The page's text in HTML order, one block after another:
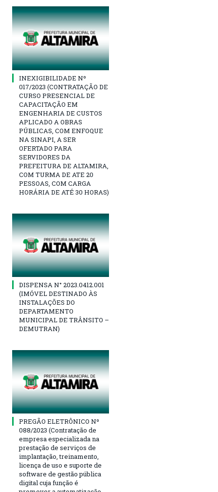
INEXIGIBILIDADE Nº
017/2023 (CONTRATAÇÃO DE
CURSO PRESENCIAL DE
CAPACITAÇÃO EM
ENGENHARIA DE CUSTOS
APLICADO A OBRAS
PÚBLICAS, COM ENFOQUE
NA SINAPI, A SER
OFERTADO PARA
SERVIDORES DA
PREFEITURA DE ALTAMIRA,
COM TURMA DE ATE 20
PESSOAS, COM CARGA
HORÁRIA DE ATÉ 30 HORAS)
DISPENSA N° 2023.0412.001
(IMÓVEL DESTINADO ÀS
INSTALAÇÕES DO
DEPARTAMENTO
MUNICIPAL DE TRÂNSITO –
DEMUTRAN)
PREGÃO ELETRÔNICO Nº
088/2023 (Contratação de
empresa especializada na
prestação de serviços de
implantação, treinamento,
licença de uso e suporte de
software de gestão pública
digital cuja função é